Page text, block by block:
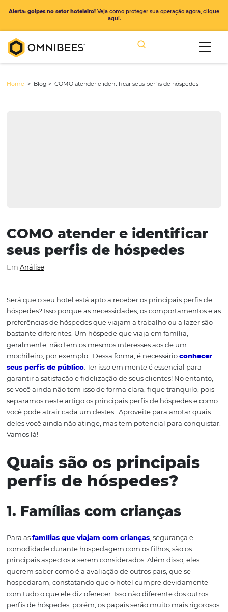
COMO atender e
seus perfis de hóspedes
EmAnálise
Será que o seu hotel está apto a receber os principais
hóspedes?Isso porque asnecessidades, os
preferências de hóspedes que viajam a trabalho ou a
bastante diferentes. Um hóspede que viaja em família,
geralmente, não tem os mesmos interesses aos deum
mochileiro, por exemplo. Dessa forma, é necessário
seus perfis de público
se você ainda não tem isso de forma clara, fique
separamos neste artigo
principais perfis de hóspedes
você pode atrair cada um destes. Aproveite para anotar
Vamos lá!
Quais são os
perfisde hóspedes?
1. Famílias com crianças
Alerta: golpes no setor hoteleiro!Veja como proteger sua operação